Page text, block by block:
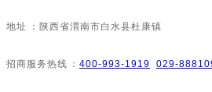
地址：陕西省渭南市白水县杜康镇
招商服务热线： 400-993-1919 029-